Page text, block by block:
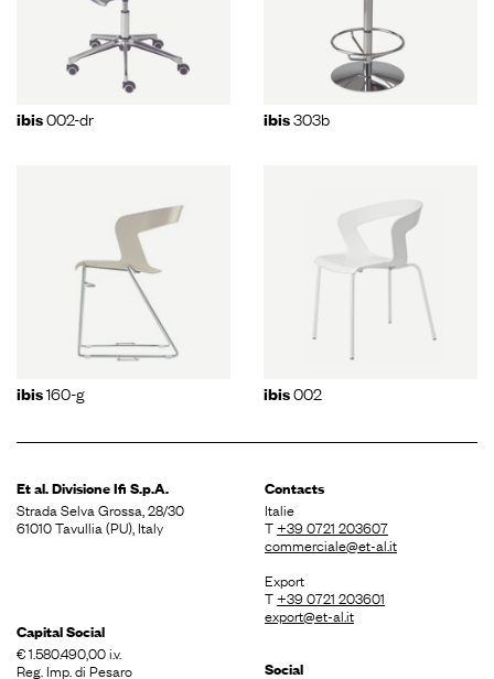
ibis002-dr ibis303b
ibis160-g ibis002
Et al. DivisioneIfi S.p.A.
Strada Selva Grossa, 28/30
61010 Tavullia (PU), Italy
Capital Social
€ 1.580.490,00 i.v.
Reg. Imp. di Pesaro
Contacts
Italie
T+39 0721 203607
commerciale@et-al.it
Export
T+39 0721 203601
export@et-al.it
Social